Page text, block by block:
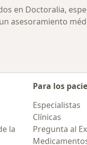
en Doctoralia,
asesoramiento
la
Para los
Especialistas
Clínicas
Pregunta al